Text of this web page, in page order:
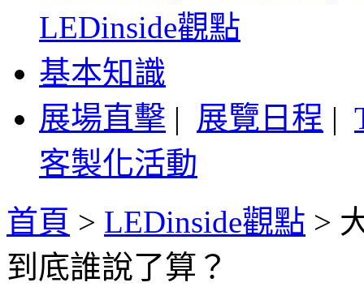
LEDinside觀點
基本知識
展場直擊 | 展覽日程 |
客製化活動
首頁 > LEDinside觀點 >
到底誰說了算？